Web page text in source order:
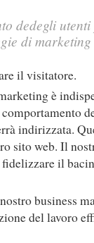
dedegli
di marketing
il visitatore.
è
indirizzata.
sito web. Il
fidelizzare il
business
del lavoro